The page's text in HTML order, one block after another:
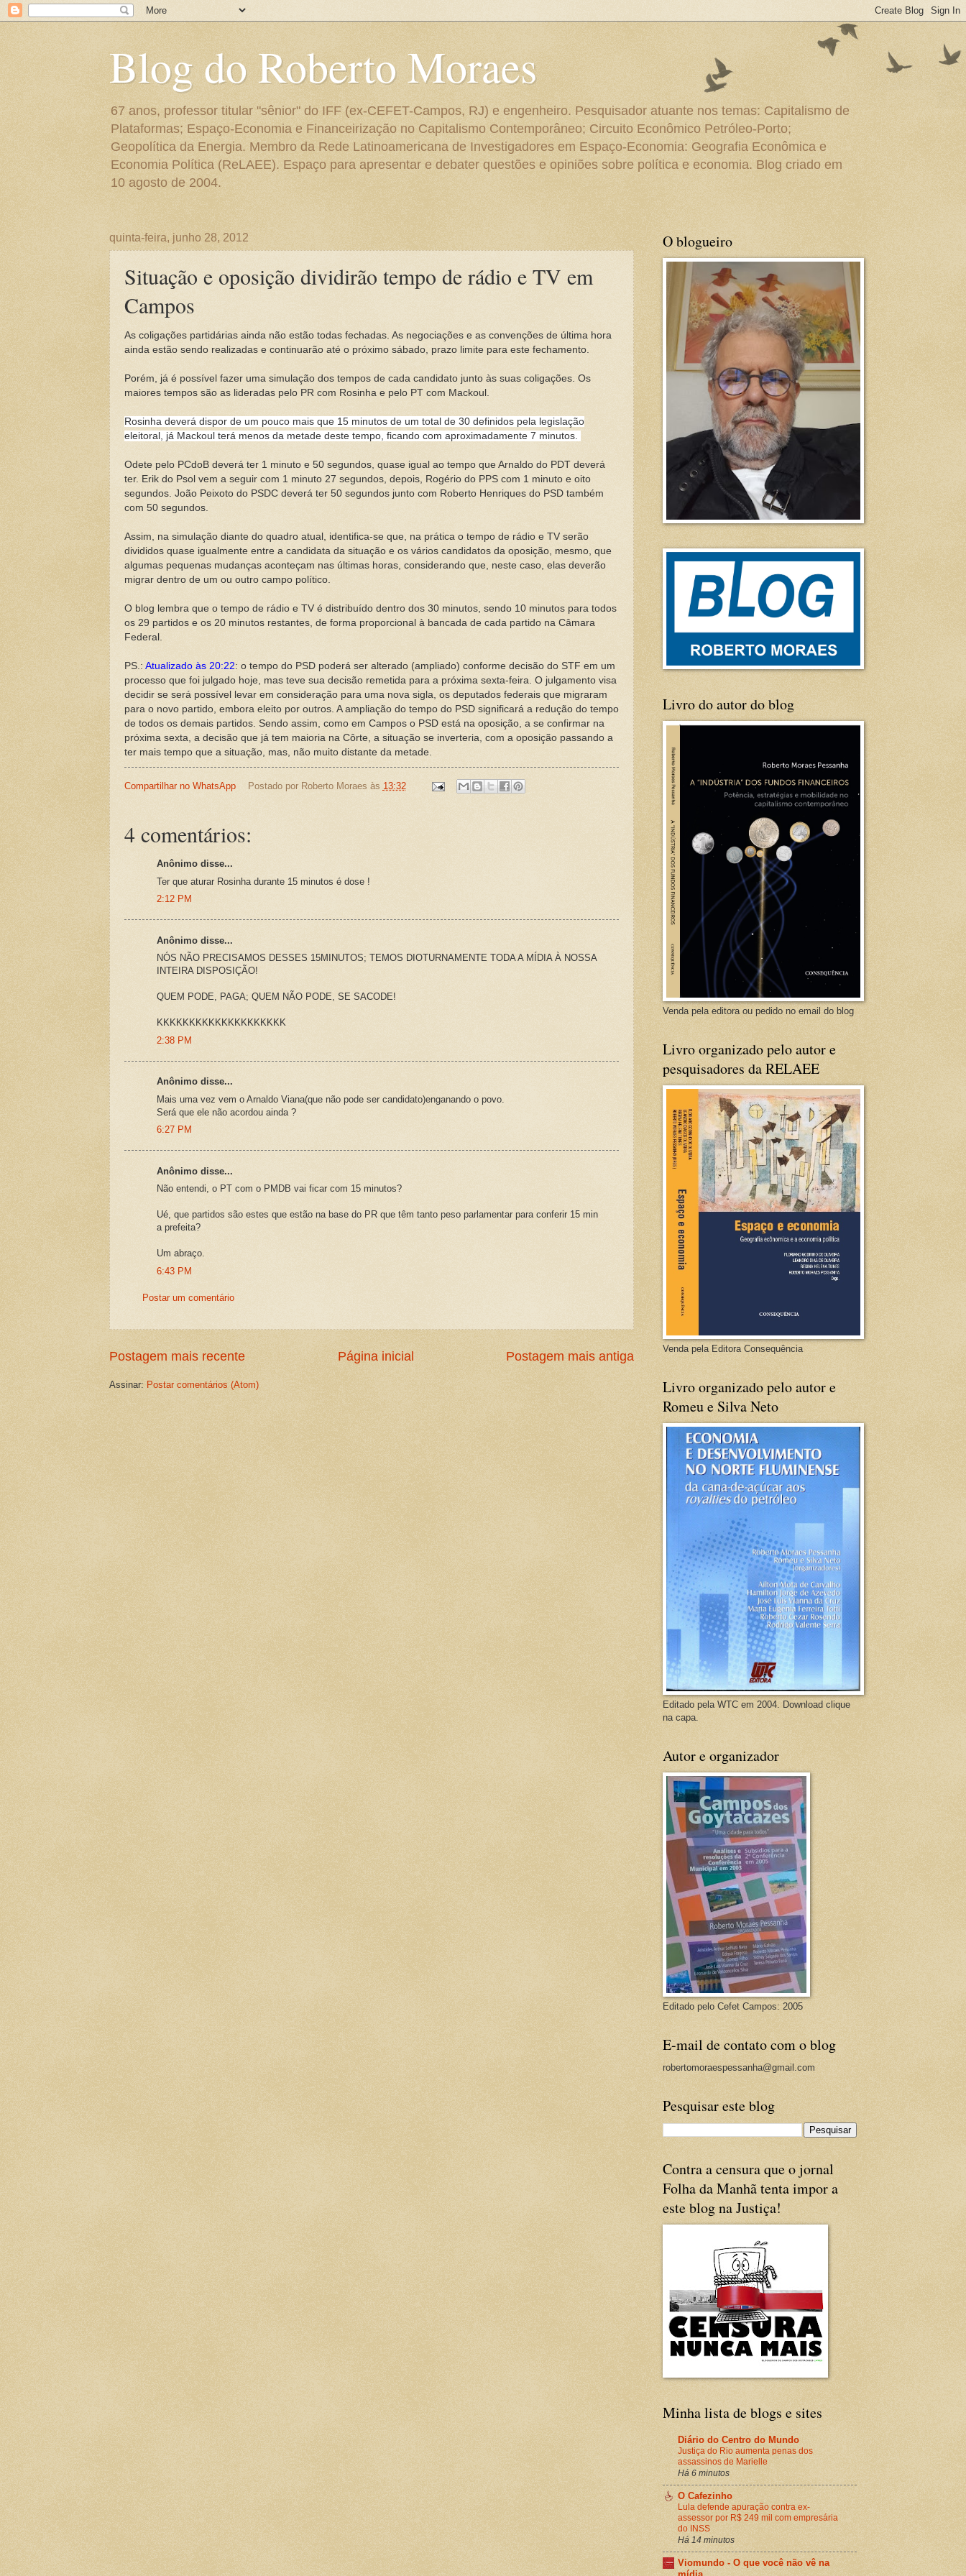
Blog do Roberto Moraes
67 anos, professor titular "sênior" do IFF (ex-CEFET-Campos, RJ) e engenheiro. Pesquisador atuante nos temas: Capitalismo de
Plataformas; Espaço-Economia e Financeirização no Capitalismo Contemporâneo; Circuito Econômico Petróleo-Porto;
Geopolítica da Energia. Membro da Rede Latinoamericana de Investigadores em Espaço-Economia: Geografia Econômica e
Economia Política (ReLAEE). Espaço para apresentar e debater questões e opiniões sobre política e economia. Blog criado em
10 agosto de 2004.
quinta-feira, junho 28, 2012
Situação e oposição dividirão tempo de rádio e TV em
Campos
As coligações partidárias ainda não estão todas fechadas. As negociações e as convenções de última hora
ainda estão sendo realizadas e continuarão até o próximo sábado, prazo limite para este fechamento.
Porém, já é possível fazer uma simulação dos tempos de cada candidato junto às suas coligações. Os
maiores tempos são as lideradas pelo PR com Rosinha e pelo PT com Mackoul.
Rosinha deverá dispor de um pouco mais que 15 minutos de um total de 30 definidos pela legislação
eleitoral, já Mackoul terá menos da metade deste tempo, ficando com aproximadamente 7 minutos.
Odete pelo PCdoB deverá ter 1 minuto e 50 segundos, quase igual ao tempo que Arnaldo do PDT deverá
ter. Erik do Psol vem a seguir com 1 minuto 27 segundos, depois, Rogério do PPS com 1 minuto e oito
segundos. João Peixoto do PSDC deverá ter 50 segundos junto com Roberto Henriques do PSD também
com 50 segundos.
Assim, na simulação diante do quadro atual, identifica-se que, na prática o tempo de rádio e TV serão
divididos quase igualmente entre a candidata da situação e os vários candidatos da oposição, mesmo, que
algumas pequenas mudanças aconteçam nas últimas horas, considerando que, neste caso, elas deverão
migrar dentro de um ou outro campo político.
O blog lembra que o tempo de rádio e TV é distribuído dentro dos 30 minutos, sendo 10 minutos para todos
os 29 partidos e os 20 minutos restantes, de forma proporcional à bancada de cada partido na Câmara
Federal.
PS.: Atualizado às 20:22: o tempo do PSD poderá ser alterado (ampliado) conforme decisão do STF em um
processo que foi julgado hoje, mas teve sua decisão remetida para a próxima sexta-feira. O julgamento visa
decidir se será possível levar em consideração para uma nova sigla, os deputados federais que migraram
para o novo partido, embora eleito por outros. A ampliação do tempo do PSD significará a redução do tempo
de todos os demais partidos. Sendo assim, como em Campos o PSD está na oposição, a se confirmar na
próxima sexta, a decisão que já tem maioria na Côrte, a situação se inverteria, com a oposição passando a
ter mais tempo que a situação, mas, não muito distante da metade.
Compartilhar no WhatsApp Postado por Roberto Moraes às 13:32
4 comentários:
Anônimo disse...
Ter que aturar Rosinha durante 15 minutos é dose !
2:12 PM
Anônimo disse...
NÓS NÃO PRECISAMOS DESSES 15MINUTOS; TEMOS DIOTURNAMENTE TODA A MÍDIA À NOSSA
INTEIRA DISPOSIÇÃO!
QUEM PODE, PAGA; QUEM NÃO PODE, SE SACODE!
KKKKKKKKKKKKKKKKKKKK
2:38 PM
Anônimo disse...
Mais uma vez vem o Arnaldo Viana(que não pode ser candidato)enganando o povo.
Será que ele não acordou ainda ?
6:27 PM
Anônimo disse...
Não entendi, o PT com o PMDB vai ficar com 15 minutos?
Ué, que partidos são estes que estão na base do PR que têm tanto peso parlamentar para conferir 15 min
a prefeita?
Um abraço.
6:43 PM
Postar um comentário
Postagem mais recente Postagem mais antiga
Página inicial
Assinar: Postar comentários (Atom)
O blogueiro
Livro do autor do blog
Venda pela editora ou pedido no email do blog
Livro organizado pelo autor e
pesquisadores da RELAEE
Venda pela Editora Consequência
Livro organizado pelo autor e
Romeu e Silva Neto
Editado pela WTC em 2004. Download clique
na capa.
Autor e organizador
Editado pelo Cefet Campos: 2005
E-mail de contato com o blog
robertomoraespessanha@gmail.com
Pesquisar este blog
Contra a censura que o jornal
Folha da Manhã tenta impor a
este blog na Justiça!
Minha lista de blogs e sites
Diário do Centro do Mundo
Justiça do Rio aumenta penas dos
assassinos de Marielle
Há 6 minutos
O Cafezinho
Lula defende apuração contra ex-
assessor por R$ 249 mil com empresária
do INSS
Há 14 minutos
Viomundo - O que você não vê na
mídia